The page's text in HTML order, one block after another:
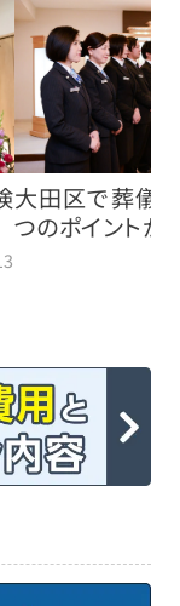
大田区で葬儀
つのポイントが